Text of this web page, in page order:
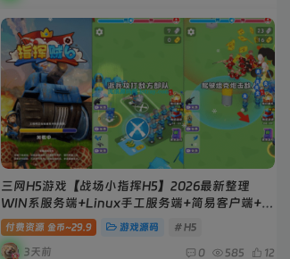
三网H5游戏【战场小指挥H5】2026最新整理
WIN系服务端+Linux手工服务端+简易客户端+教
程
付费资源 金币~29.9 游戏源码 # H5
3天前 0 585 12